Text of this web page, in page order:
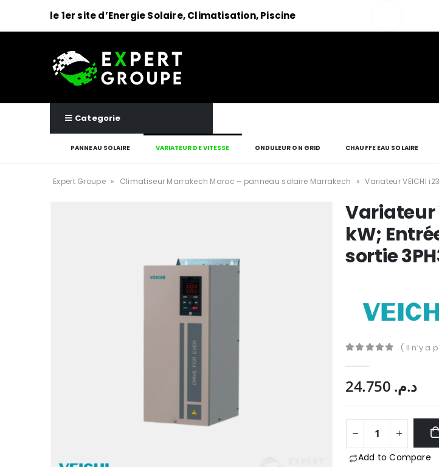
le 1er site d’Energie Solaire, Climatisation, Piscine
Categorie
PANNEAU SOLAIRE VARIATEUR DE VITESSE ONDULEUR ON GRID CHAUFFE EAU SOLAIRE
Expert Groupe » Climatiseur Marrakech Maroc – panneau solaire Marrakech » Variateur VEICHI
Variateur
kW;
sortie
( Il n’y a
د.م.
Add to Compare